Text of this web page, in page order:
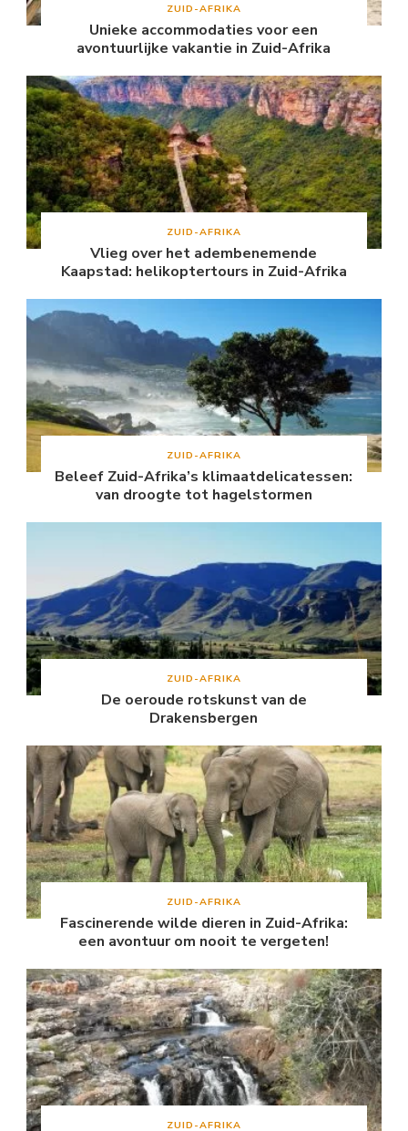
ZUID-AFRIKA
Unieke accommodaties voor een
avontuurlijke vakantie in Zuid-Afrika
ZUID-AFRIKA
Vlieg over het adembenemende
Kaapstad: helikoptertours in Zuid-Afrika
ZUID-AFRIKA
Beleef Zuid-Afrika’s klimaatdelicatessen:
van droogte tot hagelstormen
ZUID-AFRIKA
De oeroude rotskunst van de
Drakensbergen
ZUID-AFRIKA
Fascinerende wilde dieren in Zuid-Afrika:
een avontuur om nooit te vergeten!
ZUID-AFRIKA